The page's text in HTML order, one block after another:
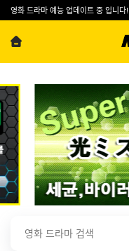
영화 드라마 예능 업데이트 중 입니다!